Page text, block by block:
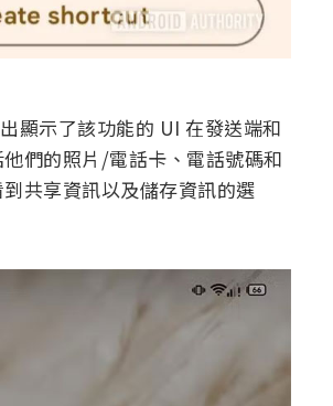
顯示了該功能的 UI 在發送端和
們的照片/電話卡、電話號碼和
共享資訊以及儲存資訊的選